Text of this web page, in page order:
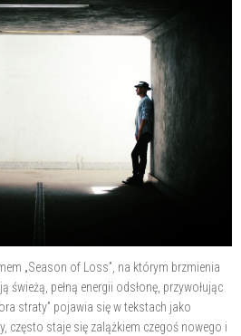
„Season of Loss”, na którym brzmienia
pełną energii odsłonę, przywołując
straty” pojawia się w tekstach jako
często staje się zalążkiem czegoś nowego i